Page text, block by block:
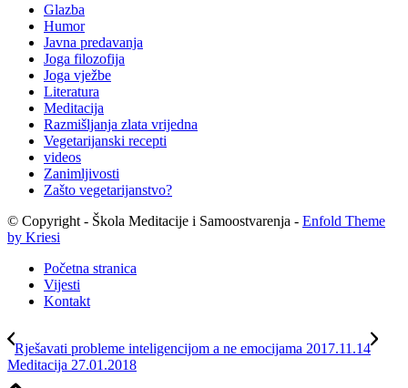
Glazba
Humor
Javna predavanja
Joga filozofija
Joga vježbe
Literatura
Meditacija
Razmišljanja zlata vrijedna
Vegetarijanski recepti
videos
Zanimljivosti
Zašto vegetarijanstvo?
© Copyright - Škola Meditacije i Samoostvarenja - Enfold Theme
by Kriesi
Početna stranica
Vijesti
Kontakt
Rješavati probleme inteligencijom a ne emocijama 2017.11.14
Meditacija 27.01.2018